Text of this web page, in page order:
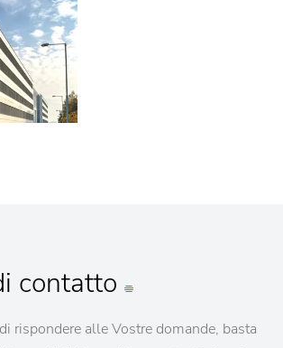
contatto
rispondere alle Vostre domande, basta